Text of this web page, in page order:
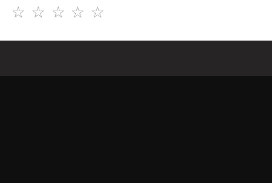
☆
☆
☆
☆
☆